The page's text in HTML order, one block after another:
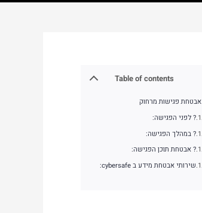
Table of contents
אבטחת פגישות מרחוק
? לפני הפגישה:
? במהלך הפגישה:
? אבטחת תוכן הפגישה:
שירותי אבטחת מידע ב cybersafe: